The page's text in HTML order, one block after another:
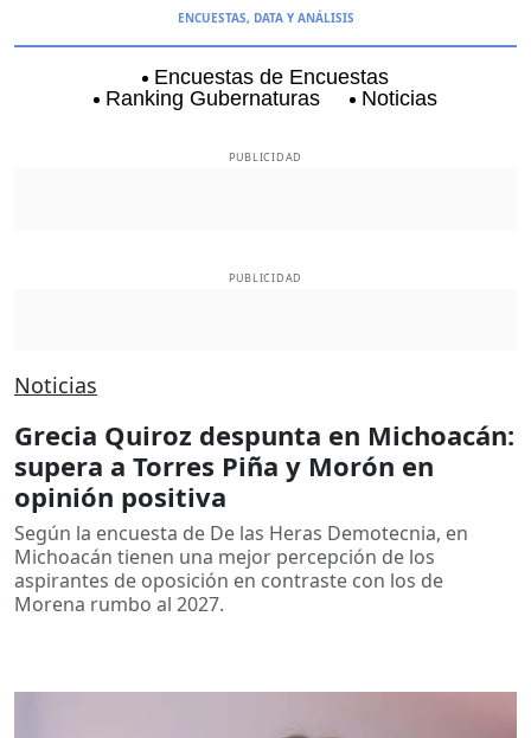
ENCUESTAS, DATA Y ANÁLISIS
Encuestas de Encuestas
Ranking Gubernaturas
Noticias
PUBLICIDAD
PUBLICIDAD
Noticias
Grecia Quiroz despunta en Michoacán:
supera a Torres Piña y Morón en
opinión positiva
Según la encuesta de De las Heras Demotecnia, en
Michoacán tienen una mejor percepción de los
aspirantes de oposición en contraste con los de
Morena rumbo al 2027.